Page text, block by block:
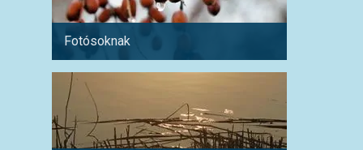
Fotósoknak